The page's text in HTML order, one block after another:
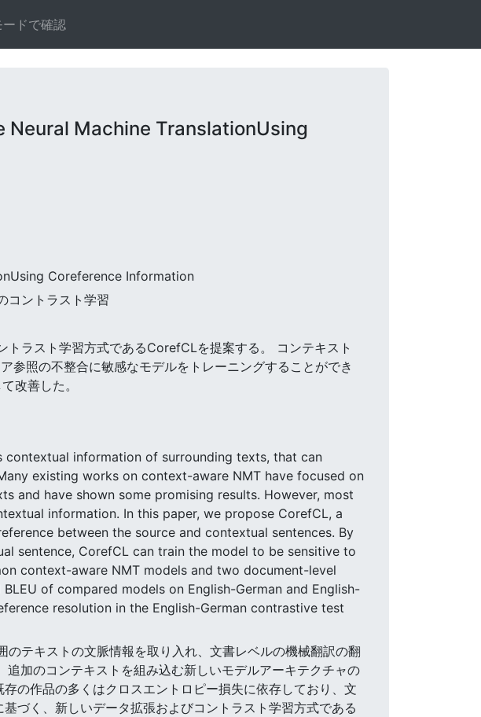
ードで確認
Machine TranslationUsing
Coreference Information
コントラスト学習
ラスト学習方式であるCorefCLを提案する。 コンテキスト
照の不整合に敏感なモデルをトレーニングすることができ
改善した。
information of surrounding texts, that can
existing works on context-aware NMT have focused on
and have shown some promising results. However, most
information. In this paper, we propose CorefCL, a
between the source and contextual sentences. By
sentence, CorefCL can train the model to be sensitive to
context-aware NMT models and two document-level
of compared models on English-German and English-
resolution in the English-German contrastive test
テキストの文脈情報を取り入れ、文書レベルの機械翻訳の翻
加のコンテキストを組み込む新しいモデルアーキテクチャの
の作品の多くはクロスエントロピー損失に依存しており、文
づく、新しいデータ拡張およびコントラスト学習方式である